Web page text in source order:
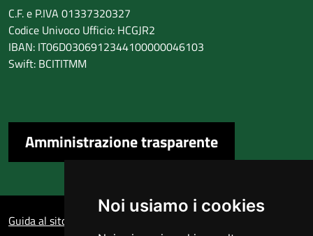
Noi usiamo i cookies
C.F. e P.IVA 01337320327
Codice Univoco Ufficio: HCGJR2
IBAN: IT06D0306912344100000046103
Swift: BCITITMM
Amministrazione trasparente
Guida al sito